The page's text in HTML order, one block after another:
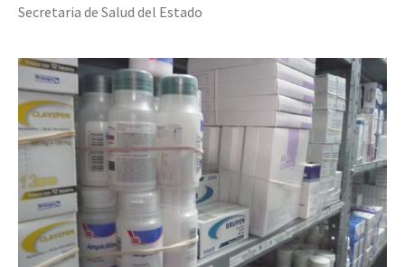
Secretaria de Salud del Estado